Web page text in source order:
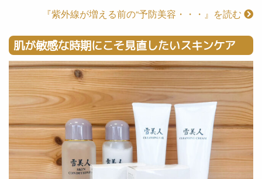
『紫外線が増える前の“予防美容・・・』を読む
肌が敏感な時期にこそ見直したいスキンケア